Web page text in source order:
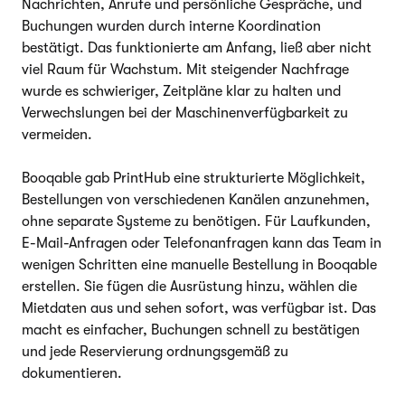
Nachrichten, Anrufe und persönliche Gespräche, und
Buchungen wurden durch interne Koordination
bestätigt. Das funktionierte am Anfang, ließ aber nicht
viel Raum für Wachstum. Mit steigender Nachfrage
wurde es schwieriger, Zeitpläne klar zu halten und
Verwechslungen bei der Maschinenverfügbarkeit zu
vermeiden.
Booqable gab PrintHub eine strukturierte Möglichkeit,
Bestellungen von verschiedenen Kanälen anzunehmen,
ohne separate Systeme zu benötigen. Für Laufkunden,
E-Mail-Anfragen oder Telefonanfragen kann das Team in
wenigen Schritten eine manuelle Bestellung in Booqable
erstellen. Sie fügen die Ausrüstung hinzu, wählen die
Mietdaten aus und sehen sofort, was verfügbar ist. Das
macht es einfacher, Buchungen schnell zu bestätigen
und jede Reservierung ordnungsgemäß zu
dokumentieren.